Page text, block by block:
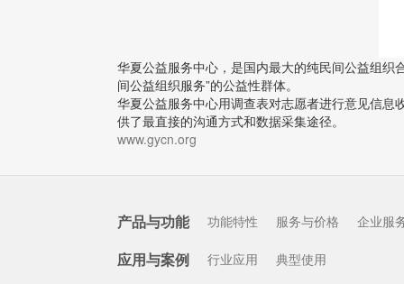
华夏公益服务中心，是国内最大的纯民间公益组织
间公益组织服务”的公益性群体。
华夏公益服务中心用调查表对志愿者进行意见信
供了最直接的沟通方式和数据采集途径。
www.gycn.org
产品与功能 功能特性 服务与价格 企业服
应用与案例 行业应用 典型使用